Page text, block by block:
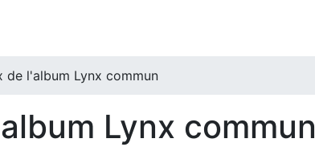
de l'album Lynx commun
Lynx commun